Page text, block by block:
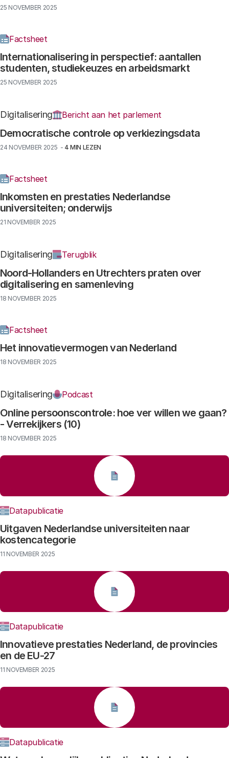
25 NOVEMBER 2025
Internationalisering in perspectief: aantallen
studenten, studiekeuzes en arbeidsmarkt
Factsheet
25 NOVEMBER 2025
Democratische controle op verkiezingsdata
Digitalisering Bericht aan het parlement
24 NOVEMBER 2025 ‐ 4 MIN LEZEN
Inkomsten en prestaties Nederlandse
universiteiten; onderwijs
Factsheet
21 NOVEMBER 2025
Noord-Hollanders en Utrechters praten over
digitalisering en samenleving
Digitalisering Terugblik
18 NOVEMBER 2025
Het innovatievermogen van Nederland
Factsheet
18 NOVEMBER 2025
Online persoonscontrole: hoe ver willen we gaan?
- Verrekijkers (10)
Digitalisering Podcast
18 NOVEMBER 2025
Uitgaven Nederlandse universiteiten naar
kostencategorie
Datapublicatie
11 NOVEMBER 2025
Innovatieve prestaties Nederland, de provincies
en de EU-27
Datapublicatie
11 NOVEMBER 2025
Datapublicatie